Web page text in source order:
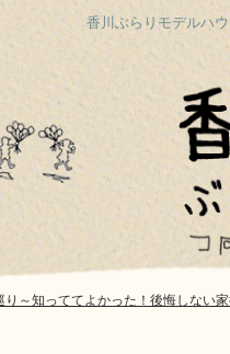
香川ぶらりモデルハ
～知っててよかった！後悔しない家